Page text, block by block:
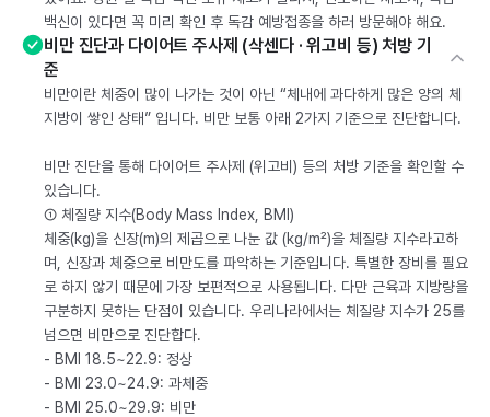
백신이 있다면 꼭 미리 확인 후 독감 예방접종을 하러 방문해야 해요.
비만 진단과 다이어트 주사제 (삭센다 · 위고비 등) 처방 기
준
비만이란 체중이 많이 나가는 것이 아닌 “체내에 과다하게 많은 양의 체
지방이 쌓인 상태” 입니다. 비만 보통 아래 2가지 기준으로 진단합니다.
비만 진단을 통해 다이어트 주사제 (위고비) 등의 처방 기준을 확인할 수
있습니다.
① 체질량 지수(Body Mass Index, BMI)
체중(kg)을 신장(m)의 제곱으로 나눈 값 (kg/m²)을 체질량 지수라고하
며, 신장과 체중으로 비만도를 파악하는 기준입니다. 특별한 장비를 필요
로 하지 않기 때문에 가장 보편적으로 사용됩니다. 다만 근육과 지방량을
구분하지 못하는 단점이 있습니다. 우리나라에서는 체질량 지수가 25를
넘으면 비만으로 진단합다.
- BMI 18.5~22.9: 정상
- BMI 23.0~24.9: 과체중
- BMI 25.0~29.9: 비만